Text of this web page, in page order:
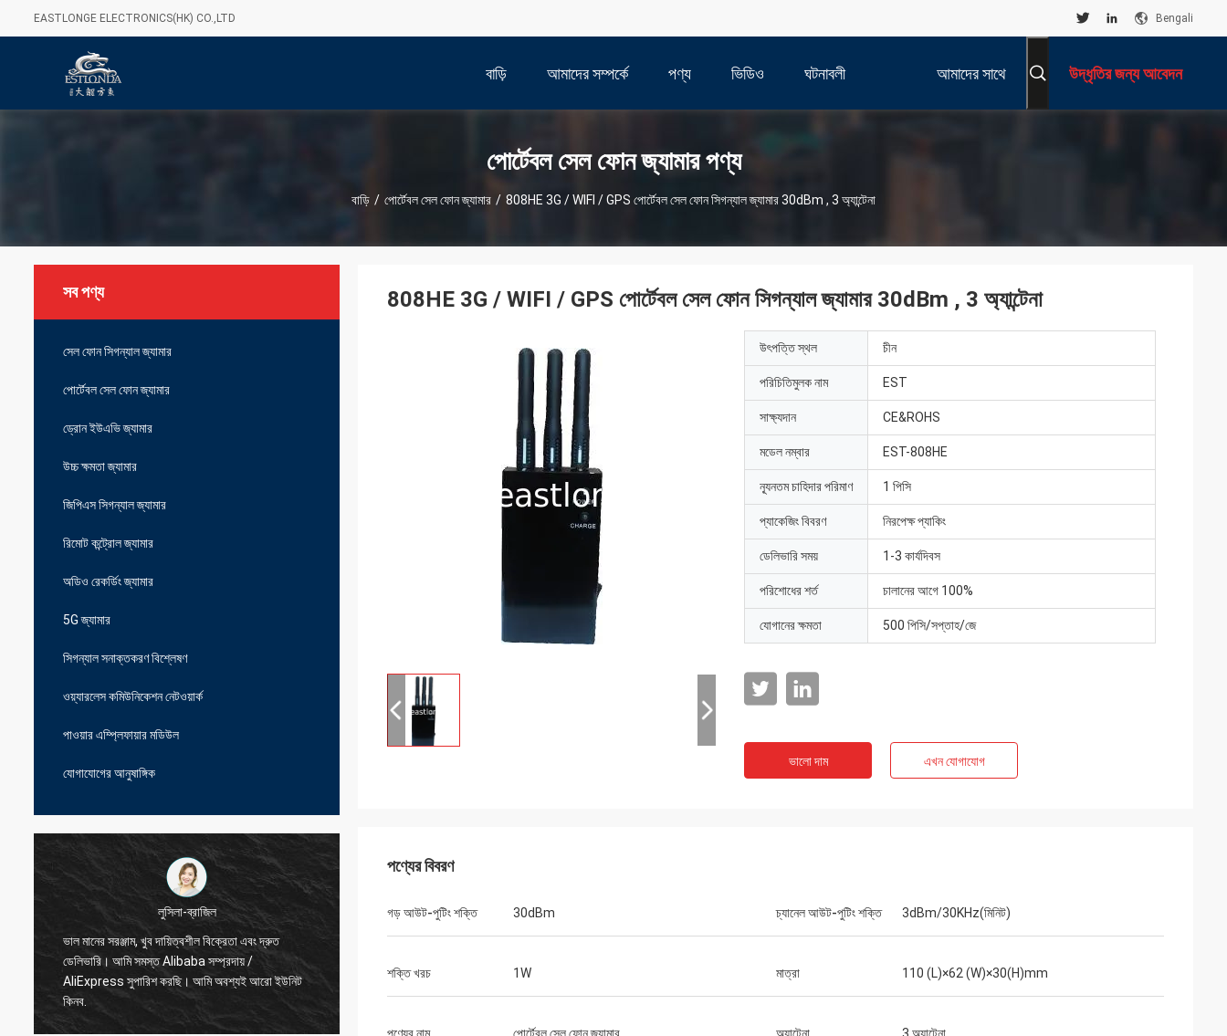
EASTLONGE ELECTRONICS(HK) CO.,LTD Bengali
বাড়ি আমাদের সম্পর্কে পণ্য ভিডিও ঘটনাবলী আমাদের সাথে উদ্ধৃতির জন্য আবেদন
পোর্টেবল সেল ফোন জ্যামার পণ্য
বাড়ি / পোর্টেবল সেল ফোন জ্যামার / 808HE 3G / WIFI / GPS পোর্টেবল সেল ফোন সিগন্যাল জ্যামার 30dBm , 3 অ্যান্টেনা
সব পণ্য
সেল ফোন সিগন্যাল জ্যামার
পোর্টেবল সেল ফোন জ্যামার
ড্রোন ইউএভি জ্যামার
উচ্চ ক্ষমতা জ্যামার
জিপিএস সিগন্যাল জ্যামার
রিমোট কন্ট্রোল জ্যামার
অডিও রেকর্ডিং জ্যামার
5G জ্যামার
সিগন্যাল সনাক্তকরণ বিশ্লেষণ
ওয়্যারলেস কমিউনিকেশন নেটওয়ার্ক
পাওয়ার এম্প্লিফায়ার মডিউল
যোগাযোগের আনুষাঙ্গিক
হামাদিভো-ফ্রান্স
সেরা বিক্রেতা, ভাল লেনদেন এবং দ্রুত ডেলিভারি সময়
ল্যান্স-কানাডা
দ্রুত শিপিং এবং কোন সমস্যা নেই
808HE 3G / WIFI / GPS পোর্টেবল সেল ফোন সিগন্যাল জ্যামার 30dBm , 3 অ্যান্টেনা
উৎপত্তি স্থল চীন
পরিচিতিমুলক নাম EST
সাক্ষ্যদান CE&ROHS
মডেল নম্বার EST-808HE
ন্যূনতম চাহিদার পরিমাণ 1 পিসি
প্যাকেজিং বিবরণ নিরপেক্ষ প্যাকিং
ডেলিভারি সময় 1-3 কার্যদিবস
পরিশোধের শর্ত চালানের আগে 100%
যোগানের ক্ষমতা 500 পিসি/সপ্তাহ/জে
ভালো দাম এখন যোগাযোগ
পণ্যের বিবরণ
গড় আউট-পুটিং শক্তি 30dBm চ্যানেল আউট-পুটিং শক্তি 3dBm/30KHz(মিনিট)
শক্তি খরচ 1W মাত্রা 110 (L)×62 (W)×30(H)mm